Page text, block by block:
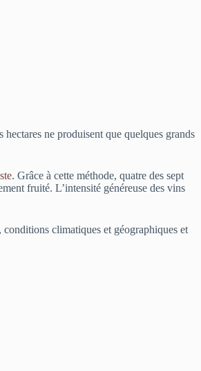
ne produisent que quelques grands
. Grâce à cette méthode, quatre des sept
fruité. L’intensité généreuse des vins
conditions climatiques et géographiques et